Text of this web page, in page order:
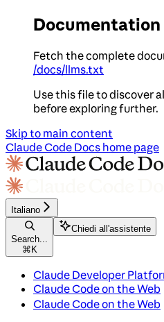
Documentation
Fetch the complete
/docs/llms.txt
Use this file to discover
before exploring further.
Skip to main content
Claude Code Docs home page
Italiano
Search...
⌘ K
Chiedi all'assistente
Claude Developer
Claude Code on the Web
Claude Code on the Web